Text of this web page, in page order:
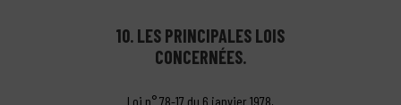
10. LES PRINCIPALES LOIS
CONCERNÉES.
Loi n° 78-17 du 6 janvier 1978,